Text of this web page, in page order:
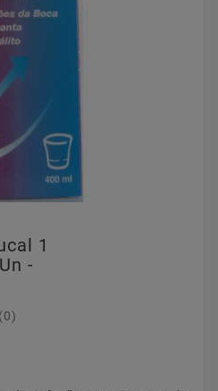
1
-